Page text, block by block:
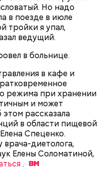
Но надо
в поезде в июле
тройки я упал,
ведущий.
в больнице.
в кафе и
режима при хранении
и может
рассказала
в области пищевой
Спеценко.
врача-диетолога,
Елены Соломатиной,
.
разогретую до 180–
нужно запекать